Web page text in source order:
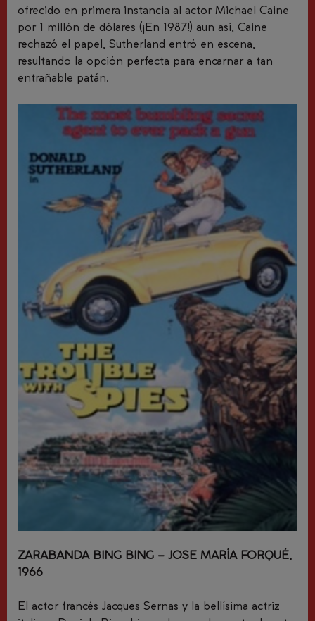
ofrecido en primera instancia al actor Michael Caine
por 1 millón de dólares (¡En 1987!) aun así, Caine
rechazó el papel, Sutherland entró en escena,
resultando la opción perfecta para encarnar a tan
entrañable patán.
ZARABANDA BING BING – JOSE MARÍA FORQUÉ,
1966
El actor francés Jacques Sernas y la bellísima actriz